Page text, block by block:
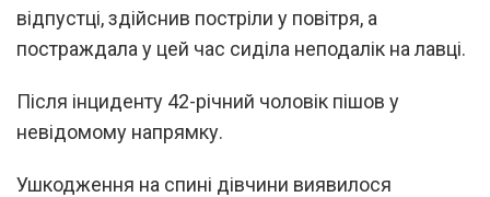
відпустці, здійснив постріли у повітря, а
постраждала у цей час сиділа неподалік на лавці.
Після інциденту 42-річний чоловік пішов у
невідомому напрямку.
Ушкодження на спині дівчини виявилося